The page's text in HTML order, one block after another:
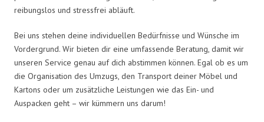
reibungslos und stressfrei abläuft.
Bei uns stehen deine individuellen Bedürfnisse und Wünsche im
Vordergrund. Wir bieten dir eine umfassende Beratung, damit wir
unseren Service genau auf dich abstimmen können. Egal ob es um
die Organisation des Umzugs, den Transport deiner Möbel und
Kartons oder um zusätzliche Leistungen wie das Ein- und
Auspacken geht – wir kümmern uns darum!